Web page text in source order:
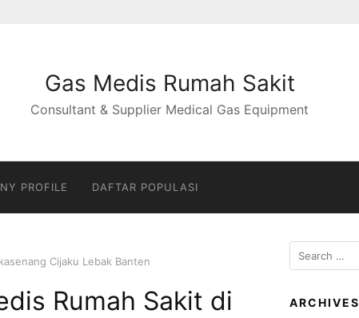
Gas Medis Rumah Sakit
Consultant & Supplier Medical Gas Equipment
PROFILE DAFTAR POPULASI
Cijaku Lebak Banten
Rumah Sakit di
Search
for:
ARCHIVES